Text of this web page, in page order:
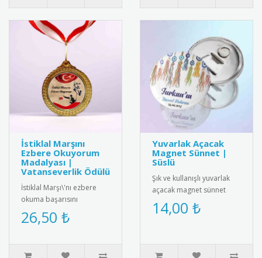
İstiklal Marşını
Ezbere Okuyorum
Madalyası |
Vatanseverlik Ödülü
İstiklal Marşı\'nı ezbere
okuma başarısını
ödüllendiren özel tasarım
madalya. Milli
26,50 ₺
Yuvarlak Açacak
Magnet Sünnet |
Süslü
Şık ve kullanışlı yuvarlak
açacak magnet sünnet
hediyesi. Yüksek kaliteli
mıknatıs ve paslanmaz
14,00 ₺